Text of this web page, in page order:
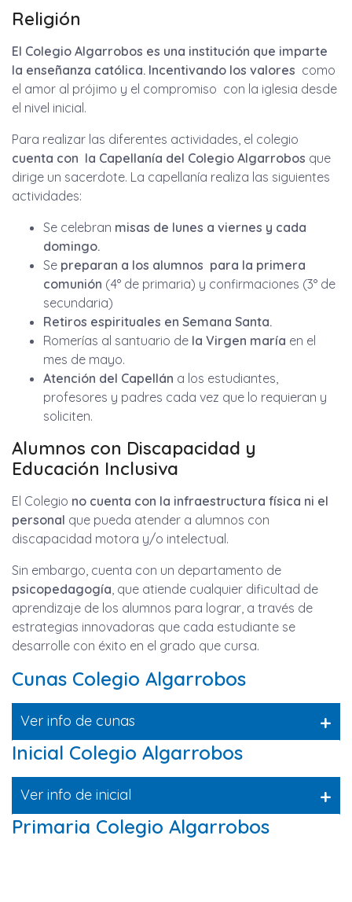
Religión
El Colegio Algarrobos es una institución que imparte
la enseñanza católica. Incentivando los valores como
el amor al prójimo y el compromiso con la iglesia desde
el nivel inicial.
Para realizar las diferentes actividades, el colegio
cuenta con la Capellanía del Colegio Algarrobos que
dirige un sacerdote. La capellanía realiza las siguientes
actividades:
Se celebran misas de lunes a viernes y cada
domingo.
Se preparan a los alumnos para la primera
comunión (4° de primaria) y confirmaciones (3° de
secundaria)
Retiros espirituales en Semana Santa.
Romerías al santuario de la Virgen maría en el
mes de mayo.
Atención del Capellán a los estudiantes,
profesores y padres cada vez que lo requieran y
soliciten.
Alumnos con Discapacidad y
Educación Inclusiva
El Colegio no cuenta con la infraestructura física ni el
personal que pueda atender a alumnos con
discapacidad motora y/o intelectual.
Sin embargo, cuenta con un departamento de
psicopedagogía, que atiende cualquier dificultad de
aprendizaje de los alumnos para lograr, a través de
estrategias innovadoras que cada estudiante se
desarrolle con éxito en el grado que cursa.
Cunas Colegio Algarrobos
Ver info de cunas +
Inicial Colegio Algarrobos
Ver info de inicial +
Primaria Colegio Algarrobos